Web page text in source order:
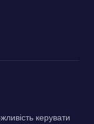
керувати